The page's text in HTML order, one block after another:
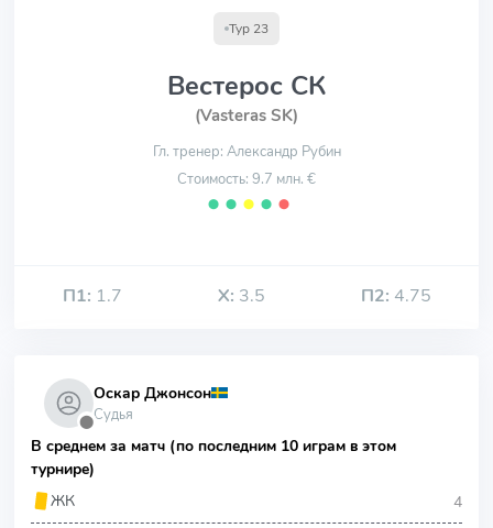
Тур 23
Вестерос СК
(Vasteras SK)
Гл. тренер: Александр Рубин
Стоимость: 9.7 млн. €
⬤ ⬤ ⬤ ⬤ ⬤
П1: 1.7 Х: 3.5 П2: 4.75
⬤
Оскар Джонсон
Судья
В среднем за матч (по последним 10 играм в этом
турнире)
ЖК
4